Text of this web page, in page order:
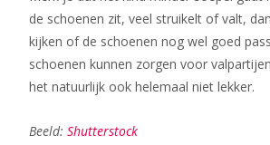
de schoenen zit, veel struikelt of valt,
kijken of de schoenen nog wel goed
schoenen kunnen zorgen voor
het natuurlijk ook helemaal niet lekker.
Beeld: Shutterstock